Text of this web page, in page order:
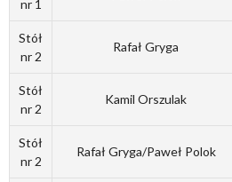
nr 1
Stół
nr 2
Rafał Gryga
Stół
nr 2
Kamil Orszulak
Stół
nr 2
Rafał Gryga/Paweł Polok